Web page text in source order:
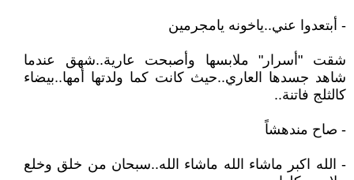
- أبتعدوا عني..ياخونه يامجرمين
شقت "أسرار" ملابسها وأصبحت عارية..شهق عندما
شاهد جسدها العاري..حيث كانت كما ولدتها أمها..بيضاء
كالثلج فاتنة..
- صاح مندهشاً
- الله اكبر ماشاء الله ماشاء الله..سبحان من خلق وخلع